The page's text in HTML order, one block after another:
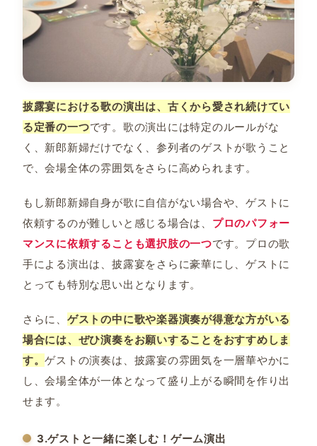
披露宴における歌の演出は、古くから愛され続けてい
る定番の一つです。歌の演出には特定のルールがな
く、新郎新婦だけでなく、参列者のゲストが歌うこと
で、会場全体の雰囲気をさらに高められます。
もし新郎新婦自身が歌に自信がない場合や、ゲストに
依頼するのが難しいと感じる場合は、 プロのパフォー
マンスに依頼することも選択肢の一つです。プロの歌
手による演出は、披露宴をさらに豪華にし、ゲストに
とっても特別な思い出となります。
さらに、 ゲストの中に歌や楽器演奏が得意な方がいる
場合には、ぜひ演奏をお願いすることをおすすめしま
す。ゲストの演奏は、披露宴の雰囲気を一層華やかに
し、会場全体が一体となって盛り上がる瞬間を作り出
せます。
3.ゲストと一緒に楽しむ！ゲーム演出